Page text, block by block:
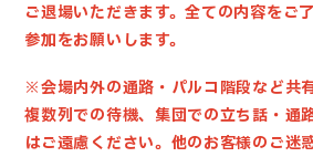
ご退場いただきます。全ての内容をご
参加をお願いします。
※会場内外の通路・パルコ階段など共
複数列での待機、集団での立ち話・通
はご遠慮ください。他のお客様のご迷